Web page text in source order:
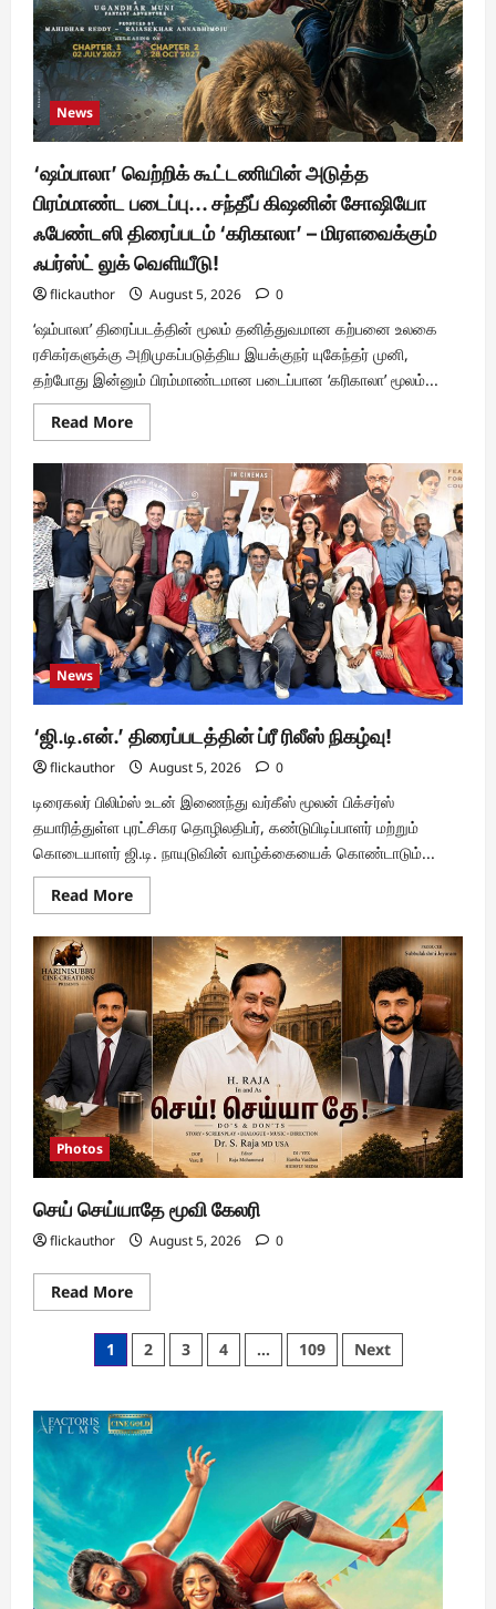
“மக்கள்
காவலன்”
News
‘ஷம்பாலா’ வெற்றிக் கூட்டணியின் அடுத்த
பிரம்மாண்ட படைப்பு… சந்தீப் கிஷனின் சோஷியோ
ஃபேண்டஸி திரைப்படம் ‘கரிகாலா’ – மிரளவைக்கும்
ஃபர்ஸ்ட் லுக் வெளியீடு!
flickauthor August 5, 2026 0
‘ஷம்பாலா’ திரைப்படத்தின் மூலம் தனித்துவமான கற்பனை உலகை
ரசிகர்களுக்கு அறிமுகப்படுத்திய இயக்குநர் யுகேந்தர் முனி,
தற்போது இன்னும் பிரம்மாண்டமான படைப்பான ‘கரிகாலா’ மூலம்...
Read MoreRead
more
‘ஷம்பாலா’
வெற்றிக்
கூட்டணியின்
அடுத்த
பிரம்மாண்ட
படைப்பு…
சந்தீப்
கிஷனின்
சோஷியோ
ஃபேண்டஸி
திரைப்படம்
‘கரிகாலா’
–
மிரளவைக்கும்
ஃபர்ஸ்ட்
News
‘ஜி.டி.என்.’ திரைப்படத்தின் ப்ரீ ரிலீஸ் நிகழ்வு!
flickauthor August 5, 2026 0
டிரைகலர் பிலிம்ஸ் உடன் இணைந்து வர்கீஸ் மூலன் பிக்சர்ஸ்
தயாரித்துள்ள புரட்சிகர தொழிலதிபர், கண்டுபிடிப்பாளர் மற்றும்
கொடையாளர் ஜி.டி. நாயுடுவின் வாழ்க்கையைக் கொண்டாடும்...
Read MoreRead
more
‘ஜி.டி.என்.’
திரைப்படத்தின்
ரிலீஸ்
நிகழ்வு!
Photos
செய் செய்யாதே மூவி கேலரி
flickauthor August 5, 2026 0
Read MoreRead
more
செய்
செய்யாதே
மூவி
Posts
1 2 3 4 … 109 Next